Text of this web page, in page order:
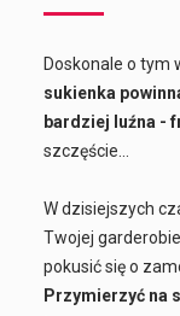
Doskonale o tym
sukienka
bardziej luźna -
szczęście...
W dzisiejszych
Twojej
pokusić się o
Przymierzyć na